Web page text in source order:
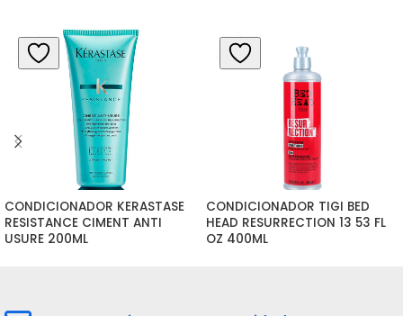
CONDICIONADOR KERASTASE
RESISTANCE CIMENT ANTI
USURE 200ML
CONDICIONADOR TIGI BED
HEAD RESURRECTION 13 53 FL
OZ 400ML